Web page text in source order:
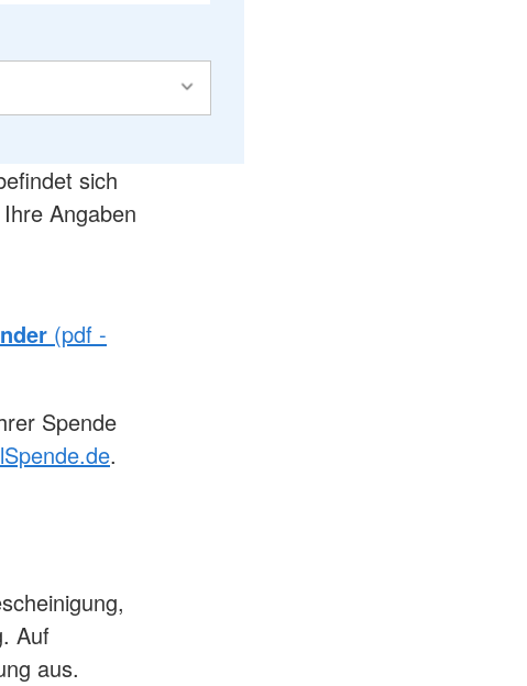
sich
Angaben
(pdf -
Spende
.
Auf
aus.